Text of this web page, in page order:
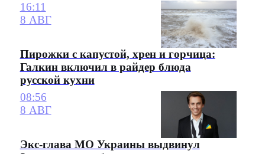
16:11
8 АВГ
Пирожки с капустой, хрен и горчица:
Галкин включил в райдер блюда
русской кухни
08:56
8 АВГ
Экс-глава МО Украины выдвинул